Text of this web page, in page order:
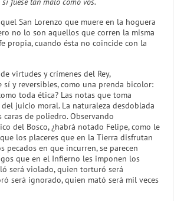
San Lorenzo que muere en la hoguera
no lo son aquellos que corren la misma
propia, cuando ésta no coincide con la
virtudes y crímenes del Rey,
sí y reversibles, como una prenda bicolor:
toda ética? Las notas que toma
juicio moral. La naturaleza desdoblada
caras de poliedro. Observando
del Bosco, ¿habrá notado Felipe, como le
los placeres que en la Tierra disfrutan
pecados en que incurren, se parecen
que en el Infierno les imponen los
será violado, quien torturó será
será ignorado, quien mató será mil veces